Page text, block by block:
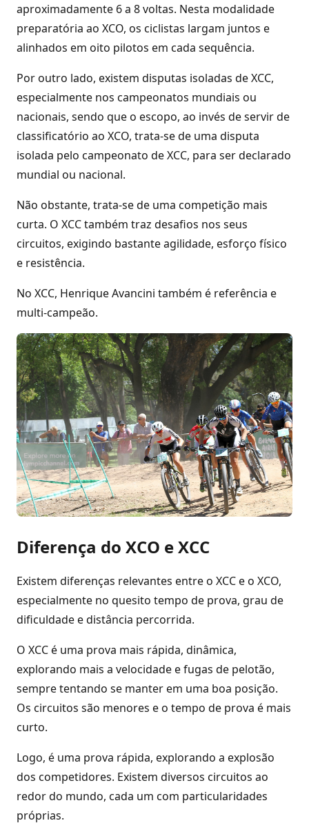
aproximadamente 6 a 8 voltas. Nesta modalidade
preparatória ao XCO, os ciclistas largam juntos e
alinhados em oito pilotos em cada sequência.
Por outro lado, existem disputas isoladas de XCC,
especialmente nos campeonatos mundiais ou
nacionais, sendo que o escopo, ao invés de servir de
classificatório ao XCO, trata-se de uma disputa
isolada pelo campeonato de XCC, para ser declarado
mundial ou nacional.
Não obstante, trata-se de uma competição mais
curta. O XCC também traz desafios nos seus
circuitos, exigindo bastante agilidade, esforço físico
e resistência.
No XCC, Henrique Avancini também é referência e
multi-campeão.
Diferença do XCO e XCC
Existem diferenças relevantes entre o XCC e o XCO,
especialmente no quesito tempo de prova, grau de
dificuldade e distância percorrida.
O XCC é uma prova mais rápida, dinâmica,
explorando mais a velocidade e fugas de pelotão,
sempre tentando se manter em uma boa posição.
Os circuitos são menores e o tempo de prova é mais
curto.
Logo, é uma prova rápida, explorando a explosão
dos competidores. Existem diversos circuitos ao
redor do mundo, cada um com particularidades
próprias.